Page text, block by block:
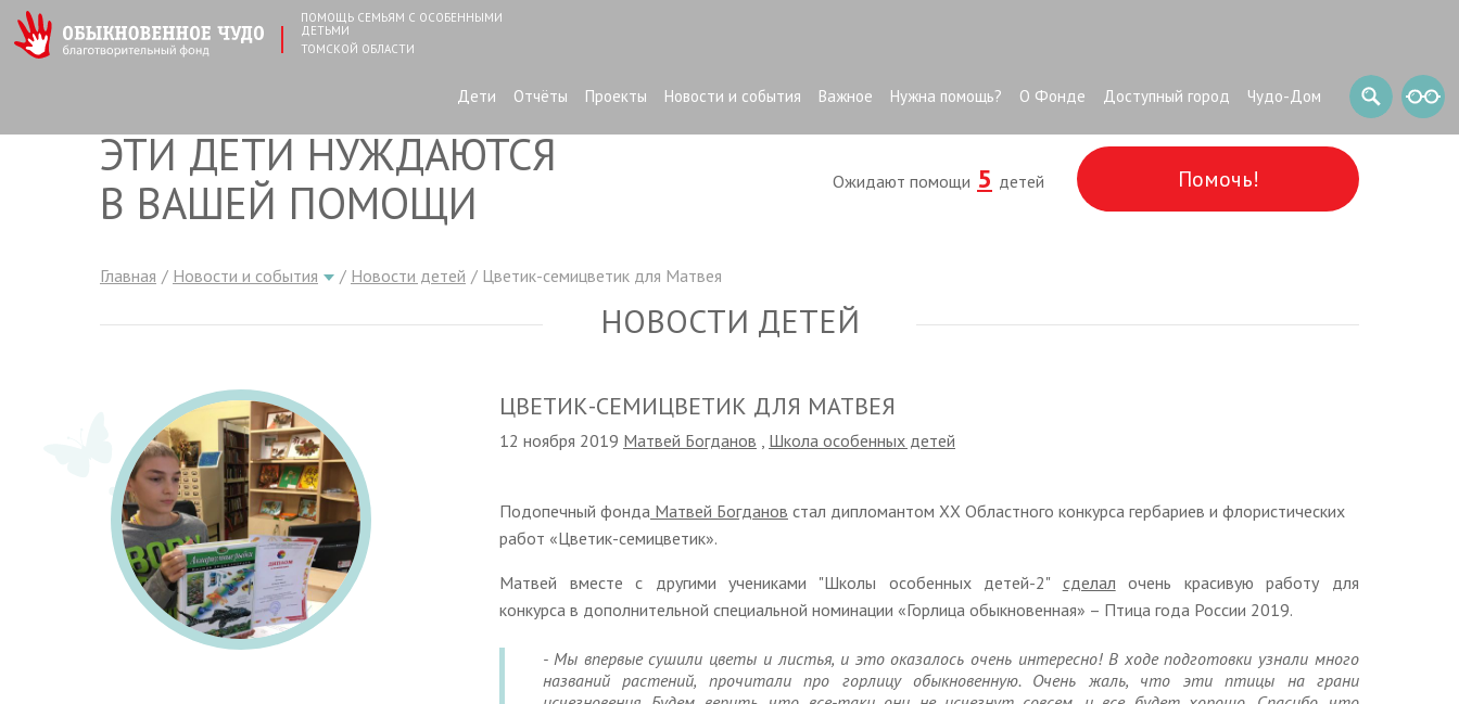
ПОМОЩЬ СЕМЬЯМ С ОСОБЕННЫМИ
ДЕТЬМИ
ТОМСКОЙ ОБЛАСТИ
Дети Отчёты Проекты Новости и события Важное Нужна помощь? О Фонде Доступный город Чудо-Дом
ЭТИ ДЕТИ НУЖДАЮТСЯ
В ВАШЕЙ ПОМОЩИ
Ожидают помощи 5 детей Помочь!
Главная Новости и события Новости детей Цветик-семицветик для Матвея
НОВОСТИ ДЕТЕЙ
ЦВЕТИК-СЕМИЦВЕТИК ДЛЯ МАТВЕЯ
12 ноября 2019 Матвей Богданов , Школа особенных детей
Подопечный фонда Матвей Богданов стал дипломантом XX Областного конкурса гербариев и флористических
работ «Цветик-семицветик».
Матвей вместе с другими учениками "Школы особенных детей-2" сделал очень красивую работу для
конкурса в дополнительной специальной номинации «Горлица обыкновенная» – Птица года России 2019.
- Мы впервые сушили цветы и листья, и это оказалось очень интересно! В ходе подготовки узнали много
названий растений, прочитали про горлицу обыкновенную. Очень жаль, что эти птицы на грани